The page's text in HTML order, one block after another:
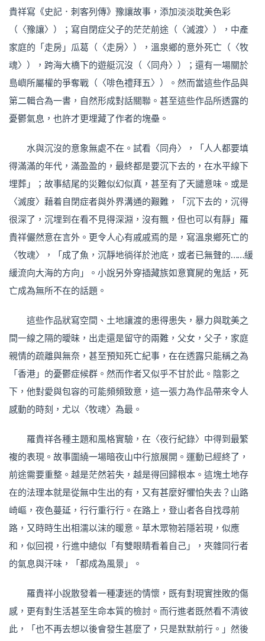
貴祥寫《史記．刺客列傳》豫讓故事，添加淡淡耽美色彩
（〈豫讓〉）；寫自閉症父子的茫茫前途（〈滅渡〉），中產
家庭的「走房」瓜葛（〈走房〉），溫泉鄉的意外死亡（〈牧
魂〉），跨海大橋下的遊艇沉沒（〈同舟〉）；還有一場關於
島嶼所屬權的爭奪戰（〈啡色禮拜五〉）。然而當這些作品與
第二輯合為一書，自然形成對話關聯。甚至這些作品所透露的
憂鬱氣息，也許才更埋藏了作者的塊壘。
水與沉沒的意象無處不在。試看〈同舟〉，「人人都要填
得滿滿的年代，滿盈盈的，最終都是要沉下去的，在水平線下
埋葬」；故事結尾的災難似幻似真，甚至有了天譴意味。或是
〈滅度〉藉着自閉症者與外界溝通的艱難，「沉下去的，沉得
很深了，沉埋到在看不見得深淵，沒有飄，但也可以有靜」羅
貴祥儼然意在言外。更令人心有戚戚焉的是，寫溫泉鄉死亡的
〈牧魂〉，「成了魚，沉靜地徜徉於池底，或者已無聲的……緩
緩流向大海的方向」。小說另外穿插藏族如意寶屍的鬼話，死
亡成為無所不在的話題。
這些作品狀寫空間、土地讓渡的患得患失，暴力與耽美之
間一線之隔的曖昧，出走還是留守的兩難，父女，父子，家庭
親情的疏離與無奈，甚至預知死亡紀事，在在透露只能稱之為
「香港」的憂鬱症候群。然而作者又似乎不甘於此。陰影之
下，他對愛與包容的可能頻頻致意，這一張力為作品帶來令人
感動的時刻，尤以〈牧魂〉為最。
羅貴祥各種主題和風格實驗，在〈夜行紀錄〉中得到最繁
複的表現。故事圍繞一場暗夜山中行旅展開。運動已經終了，
前途需要重整。越是茫然若失，越是得回歸根本。這塊土地存
在的法理本就是從無中生出的有，又有甚麼好懼怕失去？山路
崎嶇，夜色蔓延，行行重行行。在路上，登山者各自找尋前
路，又時時生出相濡以沫的暖意。草木眾物若隱若現，似應
和，似回視，行進中總似「有雙眼睛看着自己」，夾雜同行者
的氣息與汗味，「都成為風景」。
羅貴祥小說散發着一種凄迷的情懷，既有對現實挫敗的傷
感，更有對生活甚至生命本質的檢討。而行進者既然看不清彼
此，「也不再去想以後會發生甚麼了，只是默默前行。」然後